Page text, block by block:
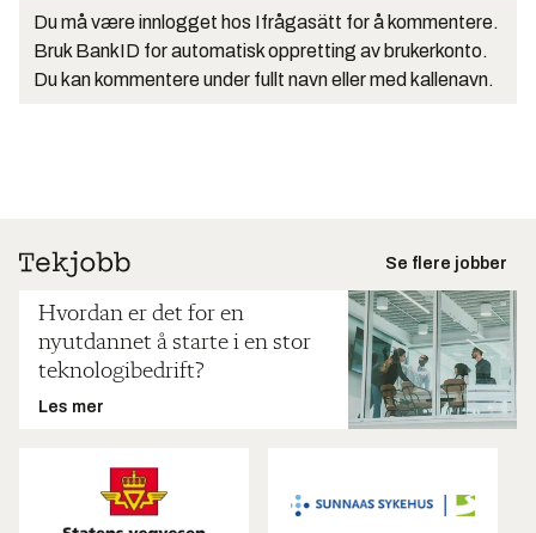
Du må være innlogget hos Ifrågasätt for å kommentere.
Bruk BankID for automatisk oppretting av brukerkonto.
Du kan kommentere under fullt navn eller med kallenavn.
Se flere jobber
Hvordan er det for en
nyutdannet å starte i en stor
teknologibedrift?
Les mer